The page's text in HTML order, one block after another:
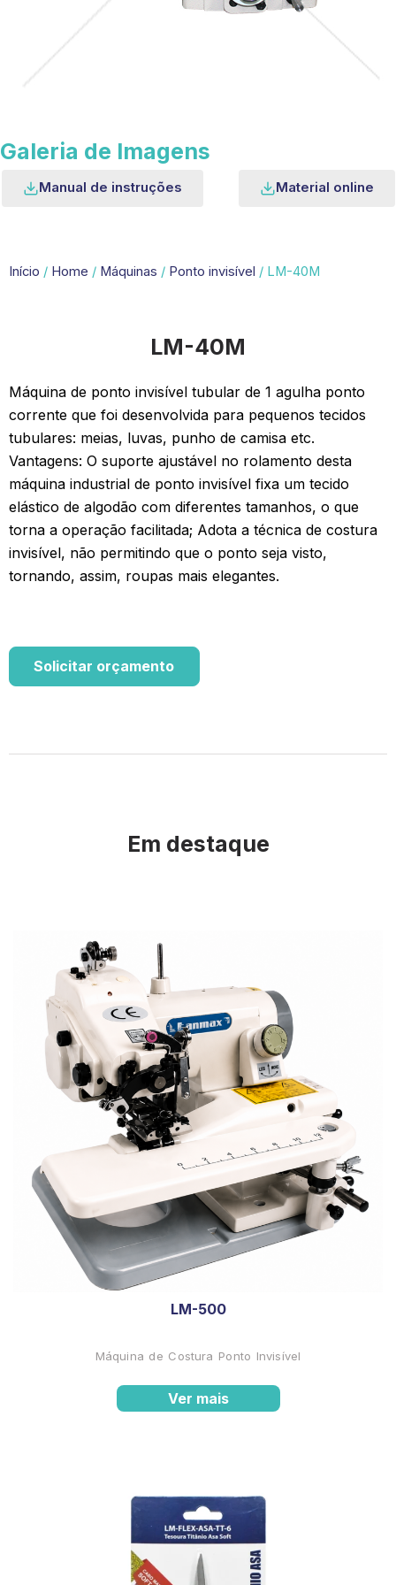
Galeria de Imagens
Manual de instruções Material online
Início / Home / Máquinas / Ponto invisível / LM-40M
LM-40M
Máquina de ponto invisível tubular de 1 agulha ponto
corrente que foi desenvolvida para pequenos tecidos
tubulares: meias, luvas, punho de camisa etc.
Vantagens: O suporte ajustável no rolamento desta
máquina industrial de ponto invisível fixa um tecido
elástico de algodão com diferentes tamanhos, o que
torna a operação facilitada; Adota a técnica de costura
invisível, não permitindo que o ponto seja visto,
tornando, assim, roupas mais elegantes.
Solicitar orçamento
Em destaque
LM-500
Máquina de Costura Ponto Invisível
Ver mais